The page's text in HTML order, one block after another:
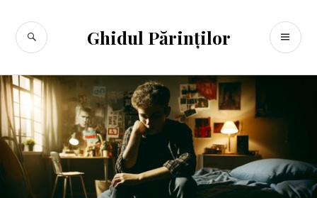
conținut
Ghidul Părinților
CĂUTARE